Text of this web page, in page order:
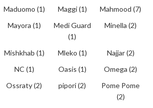
Maduomo (1) Maggi(1) Mahmood(7)
Mayora (1)
Medi Guard
(1)
Minella(2)
Mishkhab (1) Mleko (1) Najjar(2)
NC (1) Oasis (1) Omega(2)
Ossraty(2) pipori(2)
Pome Pome
(2)